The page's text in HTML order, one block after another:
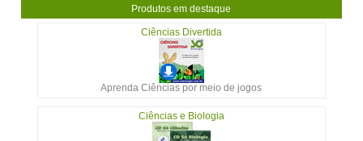
Produtos em destaque
Ciências Divertida
Aprenda Ciências por meio de jogos
Ciências e Biologia